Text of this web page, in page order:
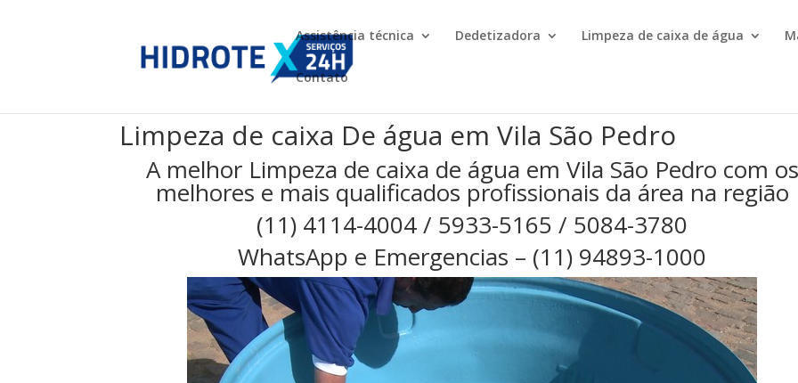
Assistência técnica Dedetizadora Limpeza de caixa de água
Contato
Limpeza de caixa De água em Vila São Pedro
A melhor Limpeza de caixa de água em Vila São Pedro com os
melhores e mais qualificados profissionais da área na região
(11) 4114-4004 / 5933-5165 / 5084-3780
WhatsApp e Emergencias – (11) 94893-1000